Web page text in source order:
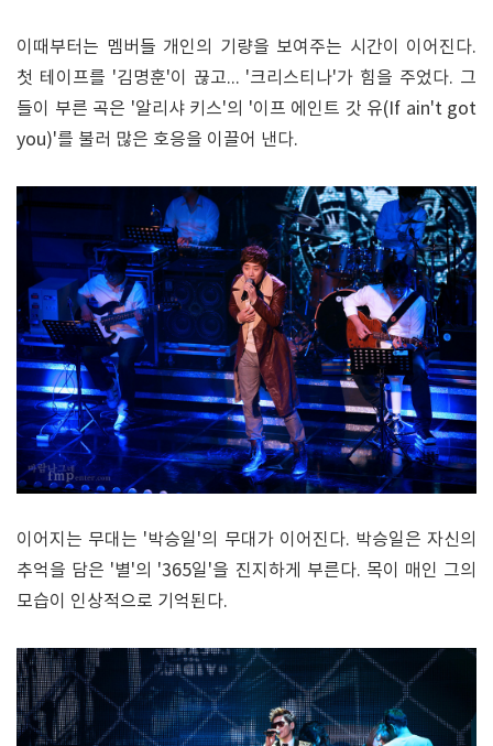
이때부터는 멤버들 개인의 기량을 보여주는 시간이 이어진다.
첫 테이프를 '김명훈'이 끊고... '크리스티나'가 힘을 주었다. 그
들이 부른 곡은 '알리샤 키스'의 '이프 에인트 갓 유(If ain't got
you)'를 불러 많은 호응을 이끌어 낸다.
이어지는 무대는 '박승일'의 무대가 이어진다. 박승일은 자신의
추억을 담은 '별'의 '365일'을 진지하게 부른다. 목이 매인 그의
모습이 인상적으로 기억된다.